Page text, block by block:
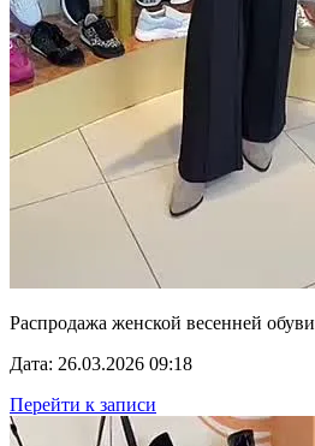
Распродажа женской весенней обуви
Дата: 26.03.2026 09:18
Перейти к записи